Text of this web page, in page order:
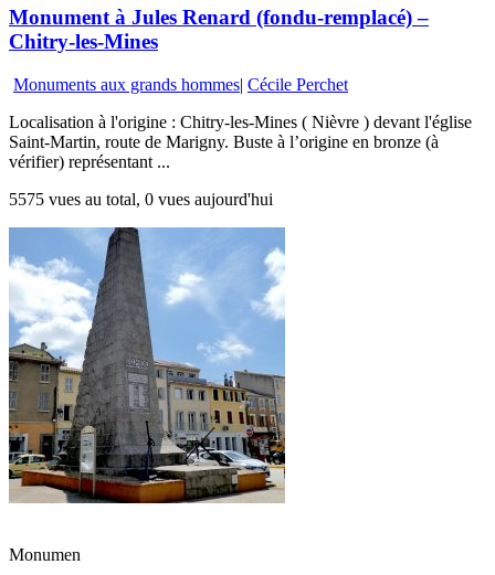
Monument à Jules Renard (fondu-remplacé) –
Chitry-les-Mines
Monuments aux grands hommes| Cécile Perchet
Localisation à l'origine : Chitry-les-Mines ( Nièvre ) devant l'église
Saint-Martin, route de Marigny. Buste à l’origine en bronze (à
vérifier) représentant ...
5575 vues au total, 0 vues aujourd'hui
Monumen